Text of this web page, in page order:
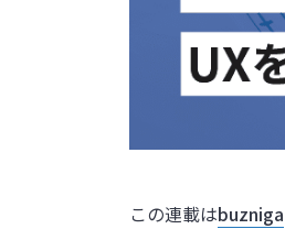
この連載はbuzniga